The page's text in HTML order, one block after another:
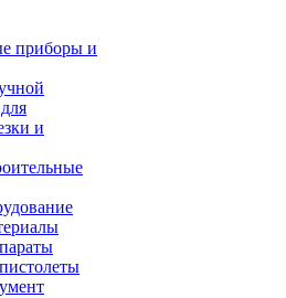
приборы и
и